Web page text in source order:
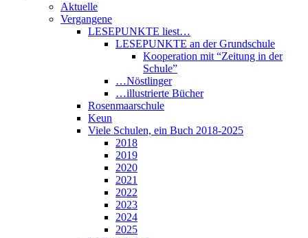
Aktuelle
Vergangene
LESEPUNKTE liest…
LESEPUNKTE an der Grundschule
Kooperation mit “Zeitung in der
Schule”
…Nöstlinger
…illustrierte Bücher
Rosenmaarschule
Keun
Viele Schulen, ein Buch 2018-2025
2018
2019
2020
2021
2022
2023
2024
2025